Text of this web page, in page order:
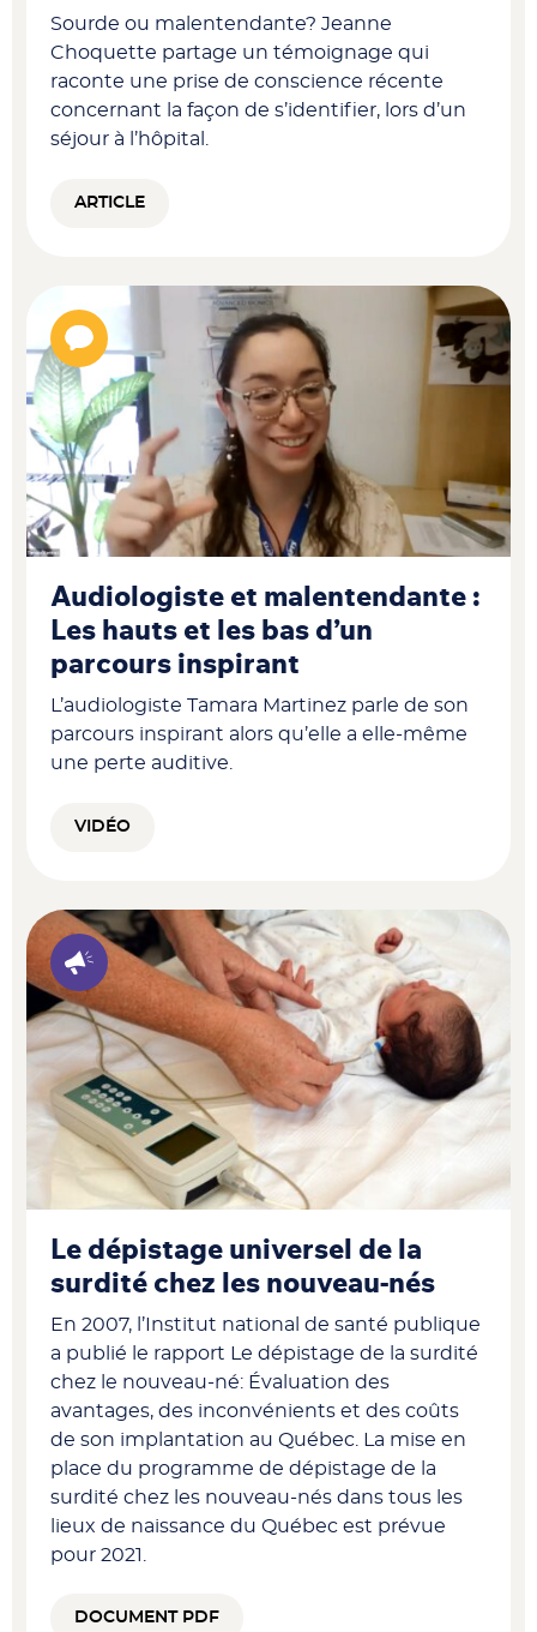
Sourde ou malentendante? Jeanne
Choquette partage un témoignage qui
raconte une prise de conscience récente
concernant la façon de s’identifier, lors d’un
séjour à l’hôpital.
ARTICLE
Audiologiste et malentendante :
Les hauts et les bas d’un
parcours inspirant
L’audiologiste Tamara Martinez parle de son
parcours inspirant alors qu’elle a elle-même
une perte auditive.
VIDÉO
Le dépistage universel de la
surdité chez les nouveau-nés
En 2007, l’Institut national de santé publique
a publié le rapport Le dépistage de la surdité
chez le nouveau-né: Évaluation des
avantages, des inconvénients et des coûts
de son implantation au Québec. La mise en
place du programme de dépistage de la
surdité chez les nouveau-nés dans tous les
lieux de naissance du Québec est prévue
pour 2021.
DOCUMENT PDF